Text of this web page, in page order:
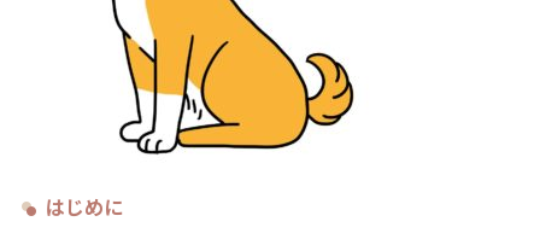
はじめに